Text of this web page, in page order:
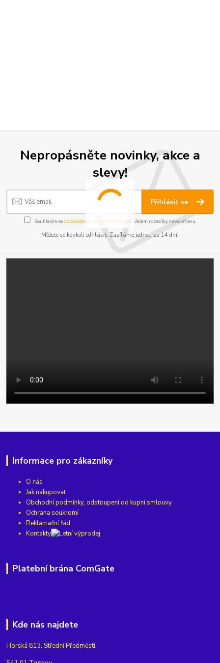
Nepropásněte novinky, akce a
slevy!
Přihlásit se
Souhlasím se zpracováním osobních údajůza účelem rozesílky newsletteru.
Můžete se kdykoli odhlásit. Zasíláme jednou za 14 dní.
Informace pro zákazníky
O nás
Jak nakupovat
Obchodní podmínky, odstoupení od kupní smlouvy
Ochrana soukromí
Reklamační řád
Kontakty
Platební brána ComGate
Kde nás najdete
Horská 813, Střední Předměstí,